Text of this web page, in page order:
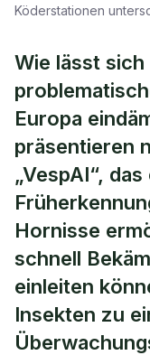
Künstliche
Köderstationen
Wie lässt
Europa
präsentieren
„VespAI“,
Hornisse
schnell
einleiten
Insekten zu